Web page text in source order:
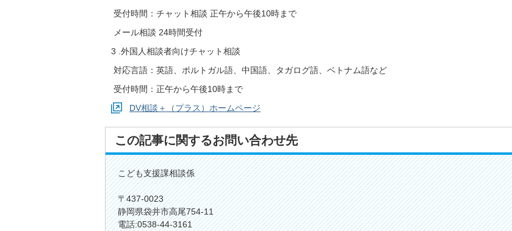
受付時間：チャット相談 正午から午後10時まで
メール相談 24時間受付
3 .外国人相談者向けチャット相談
対応言語：英語、ポルトガル語、中国語、タガログ語、ベトナム語など
受付時間：正午から午後10時まで
DV相談＋（プラス）ホームページ
この記事に関するお問い合わせ先
こども支援課相談係
〒437-0023
静岡県袋井市高尾754-11
電話:0538-44-3161